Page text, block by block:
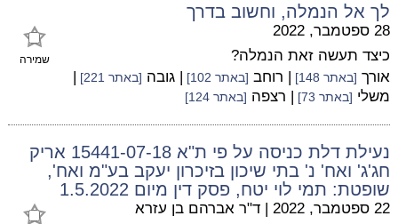
לך אל הנמלה, וחשוב בדרך
שמירה
28 ספטמבר, 2022
כיצד תעשה זאת הנמלה?
אורך [באתר 148] | רוחב [באתר 102] | גובה [באתר 221]
|
משלי [באתר 73] | רצפה [באתר 124]
נעילת דלת כניסה על פי ת"א 15441-07-18 אריק
חג'ג' ואח' נ' בתי שיכון בזיכרון יעקב בע"מ ואח',
שופטת: תמי לוי יטח, פסק דין מיום 1.5.2022
22 ספטמבר, 2022 | ד"ר אברהם בן עזרא